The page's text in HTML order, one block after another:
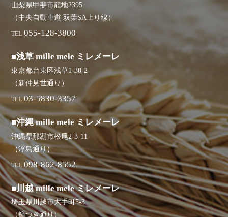
山梨県甲斐市龍地2395
（中央自動車道 双葉SA上り線）
TEL 055-128-3800
■浅草 mille mele ミレメーレ
東京都台東区浅草1-30-2
（新仲見世通り）
TEL 03-5830-3357
■沖縄 mille mele ミレメーレ
沖縄県那覇市松尾2-3-11
（浮島通り）
TEL 098-862-8552
■川越 mille mele ミレメーレ
埼玉県川越市大手町5-3
（鐘つき通り）